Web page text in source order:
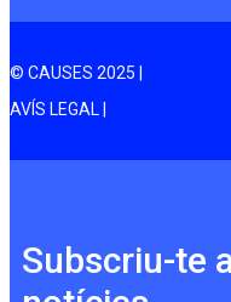
© CAUSES 2025 |
AVÍS LEGAL |
Subscriu-te